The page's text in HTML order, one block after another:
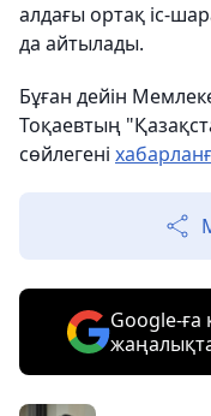
алдағы ортақ іс-
да айтылады.
Бұған дейін
Тоқаевтың
сөйлегені
Google-